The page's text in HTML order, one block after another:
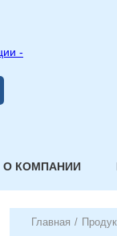
О КОМПАНИИ
Главная /